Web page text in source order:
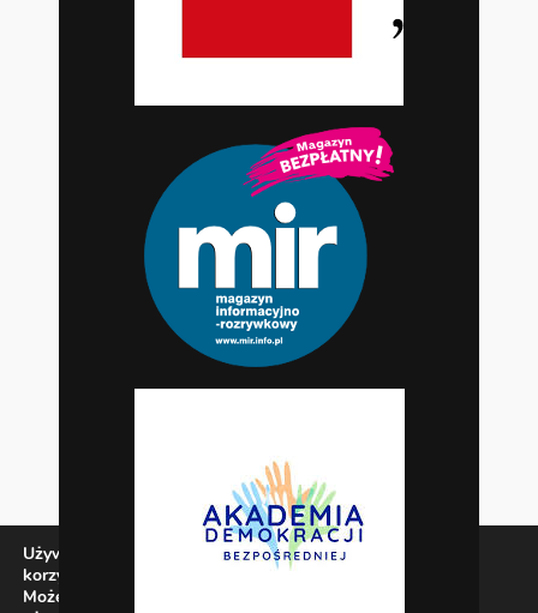
Używamy ciasteczek, aby zapewnić najlepszą jakość
korzystania z naszej witryny.
Możesz dowiedzieć się więcej o tym, jakich ciasteczek